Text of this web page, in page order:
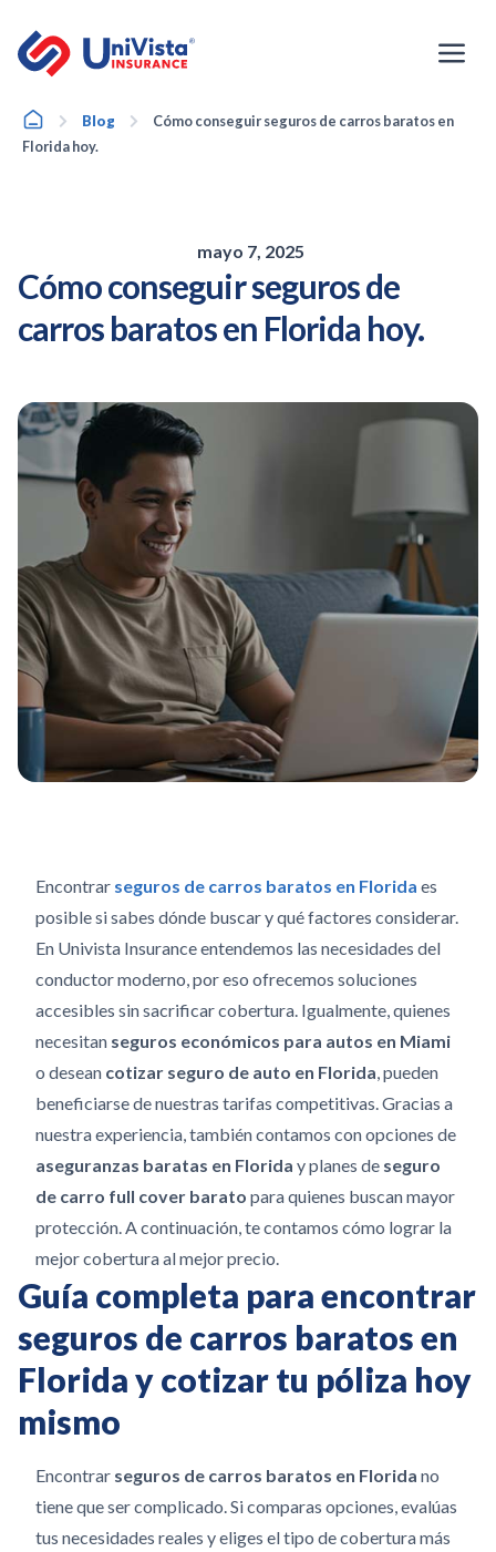
contenido
HomeBlog
Cómo conseguir seguros de carros baratos en
Florida hoy.
mayo 7, 2025
Cómo conseguir seguros de
carros baratos en Florida hoy.
Encontrar seguros de carros baratos en Florida es
posible si sabes dónde buscar y qué factores considerar.
En Univista Insurance entendemos las necesidades del
conductor moderno, por eso ofrecemos soluciones
accesibles sin sacrificar cobertura. Igualmente, quienes
necesitan seguros económicos para autos en Miami
o desean cotizar seguro de auto en Florida, pueden
beneficiarse de nuestras tarifas competitivas. Gracias a
nuestra experiencia, también contamos con opciones de
aseguranzas baratas en Florida y planes de seguro
de carro full cover barato para quienes buscan mayor
protección. A continuación, te contamos cómo lograr la
mejor cobertura al mejor precio.
Guía completa para encontrar
seguros de carros baratos en
Florida y cotizar tu póliza hoy
mismo
Encontrar seguros de carros baratos en Florida no
tiene que ser complicado. Si comparas opciones, evalúas
tus necesidades reales y eliges el tipo de cobertura más